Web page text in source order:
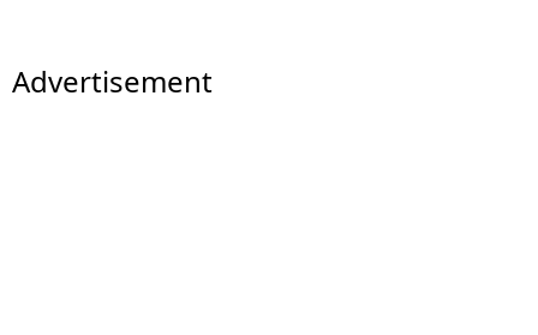
Advertisement